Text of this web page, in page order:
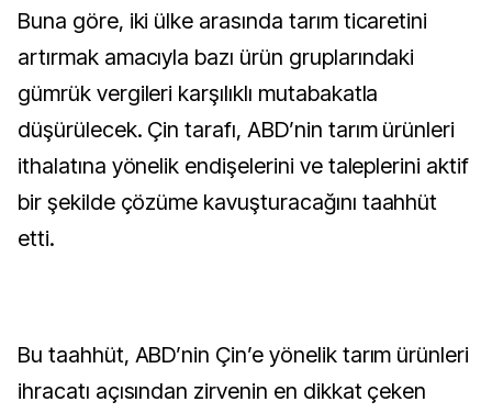
Buna göre, iki ülke arasında tarım ticaretini
artırmak amacıyla bazı ürün gruplarındaki
gümrük vergileri karşılıklı mutabakatla
düşürülecek. Çin tarafı, ABD’nin tarım ürünleri
ithalatına yönelik endişelerini ve taleplerini aktif
bir şekilde çözüme kavuşturacağını taahhüt
etti.
Bu taahhüt, ABD’nin Çin’e yönelik tarım ürünleri
ihracatı açısından zirvenin en dikkat çeken